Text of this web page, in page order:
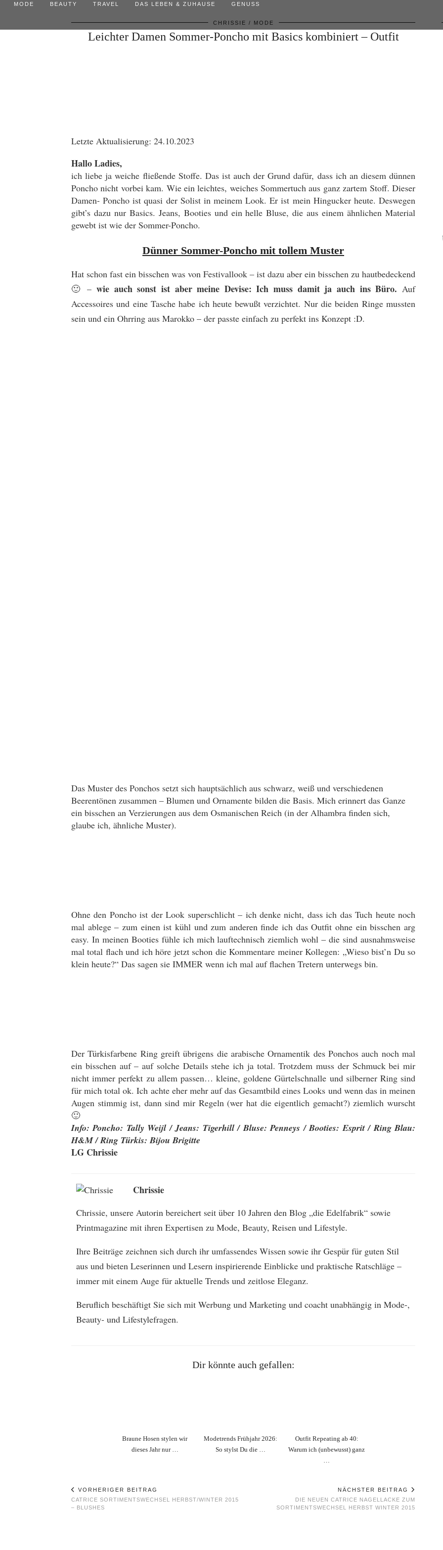
MODE BEAUTY TRAVEL DAS LEBEN & ZUHAUSE GENUSS
CHRISSIE MODE
Leichter Damen Sommer-Poncho mit Basics kombiniert – Outfit
Letzte Aktualisierung: 24.10.2023
Hallo Ladies,
ich liebe ja weiche fließende Stoffe. Das ist auch der Grund dafür, dass ich an diesem dünnen
Poncho nicht vorbei kam. Wie ein leichtes, weiches Sommertuch aus ganz zartem Stoff. Dieser
Damen- Poncho ist quasi der Solist in meinem Look. Er ist mein Hingucker heute. Deswegen
gibt’s dazu nur Basics. Jeans, Booties und ein helle Bluse, die aus einem ähnlichen Material
gewebt ist wie der Sommer-Poncho.
Dünner Sommer-Poncho mit tollem Muster
Hat schon fast ein bisschen was von Festivallook – ist dazu aber ein bisschen zu hautbedeckend
🙂 – wie auch sonst ist aber meine Devise: Ich muss damit ja auch ins Büro. Auf
Accessoires und eine Tasche habe ich heute bewußt verzichtet. Nur die beiden Ringe mussten
sein und ein Ohrring aus Marokko – der passte einfach zu perfekt ins Konzept :D.
Das Muster des Ponchos setzt sich hauptsächlich aus schwarz, weiß und verschiedenen
Beerentönen zusammen – Blumen und Ornamente bilden die Basis. Mich erinnert das Ganze
ein bisschen an Verzierungen aus dem Osmanischen Reich (in der Alhambra finden sich,
glaube ich, ähnliche Muster).
Ohne den Poncho ist der Look superschlicht – ich denke nicht, dass ich das Tuch heute noch
mal ablege – zum einen ist kühl und zum anderen finde ich das Outfit ohne ein bisschen arg
easy. In meinen Booties fühle ich mich lauftechnisch ziemlich wohl – die sind ausnahmsweise
mal total flach und ich höre jetzt schon die Kommentare meiner Kollegen: „Wieso bist’n Du so
klein heute?“ Das sagen sie IMMER wenn ich mal auf flachen Tretern unterwegs bin.
Der Türkisfarbene Ring greift übrigens die arabische Ornamentik des Ponchos auch noch mal
ein bisschen auf – auf solche Details stehe ich ja total. Trotzdem muss der Schmuck bei mir
nicht immer perfekt zu allem passen… kleine, goldene Gürtelschnalle und silberner Ring sind
für mich total ok. Ich achte eher mehr auf das Gesamtbild eines Looks und wenn das in meinen
Augen stimmig ist, dann sind mir Regeln (wer hat die eigentlich gemacht?) ziemlich wurscht
🙂
Info: Poncho: Tally Weijl / Jeans: Tigerhill / Bluse: Penneys / Booties: Esprit / Ring Blau:
H&M / Ring Türkis: Bijou Brigitte
LG Chrissie
Chrissie
Chrissie, unsere Autorin bereichert seit über 10 Jahren den Blog „die Edelfabrik“ sowie
Printmagazine mit ihren Expertisen zu Mode, Beauty, Reisen und Lifestyle.
Ihre Beiträge zeichnen sich durch ihr umfassendes Wissen sowie ihr Gespür für guten Stil
aus und bieten Leserinnen und Lesern inspirierende Einblicke und praktische Ratschläge –
immer mit einem Auge für aktuelle Trends und zeitlose Eleganz.
Beruflich beschäftigt Sie sich mit Werbung und Marketing und coacht unabhängig in Mode-,
Beauty- und Lifestylefragen.
Dir könnte auch gefallen:
Braune Hosen stylen wir
dieses Jahr nur …
Modetrends Frühjahr 2026:
So stylst Du die …
Outfit Repeating ab 40:
Warum ich (unbewusst) ganz
…
VORHERIGER BEITRAG
CATRICE SORTIMENTSWECHSEL HERBST/WINTER 2015
– BLUSHES
NÄCHSTER BEITRAG
DIE NEUEN CATRICE NAGELLACKE ZUM
SORTIMENTSWECHSEL HERBST WINTER 2015